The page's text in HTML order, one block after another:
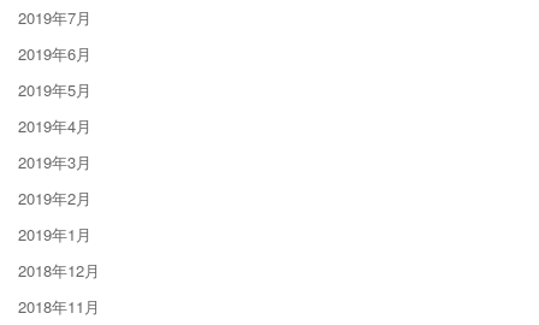
2019年7月
2019年6月
2019年5月
2019年4月
2019年3月
2019年2月
2019年1月
2018年12月
2018年11月